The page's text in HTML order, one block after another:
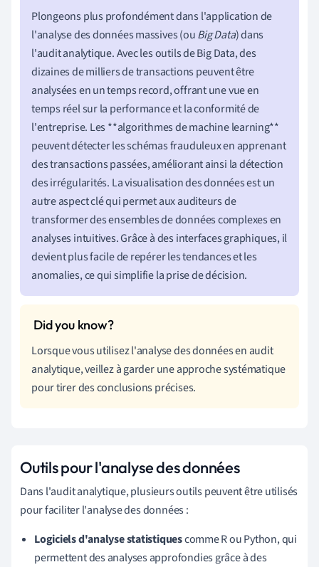
Plongeons plus profondément dans l'application de
l'analyse des données massives (ouBig Data) dans
l'audit analytique. Avec les outils de Big Data, des
dizaines de milliers de transactions peuvent être
analysées en un temps record, offrant une vue en
temps réel sur la performance et la conformité de
l'entreprise. Les **algorithmes de machine learning**
peuvent détecter les schémas frauduleux en apprenant
des transactions passées, améliorant ainsi la détection
des irrégularités. La visualisation des données est un
autre aspect clé qui permet aux auditeurs de
transformer des ensembles de données complexes en
analyses intuitives. Grâce à des interfaces graphiques, il
devient plus facile de repérer les tendances et les
anomalies, ce qui simplifie la prise de décision.
Lorsque vous utilisez l'analyse des données en audit
analytique, veillez à garder une approche systématique
pour tirer des conclusions précises.
Outils pour l'analyse des données
Dans l'audit analytique, plusieurs outils peuvent être utilisés
pour faciliter l'analyse des données :
Logiciels d'analyse statistiquescomme R ou Python, qui
permettent des analyses approfondies grâce à des